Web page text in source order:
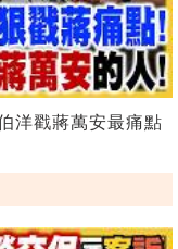
洋戳蔣萬安最痛點